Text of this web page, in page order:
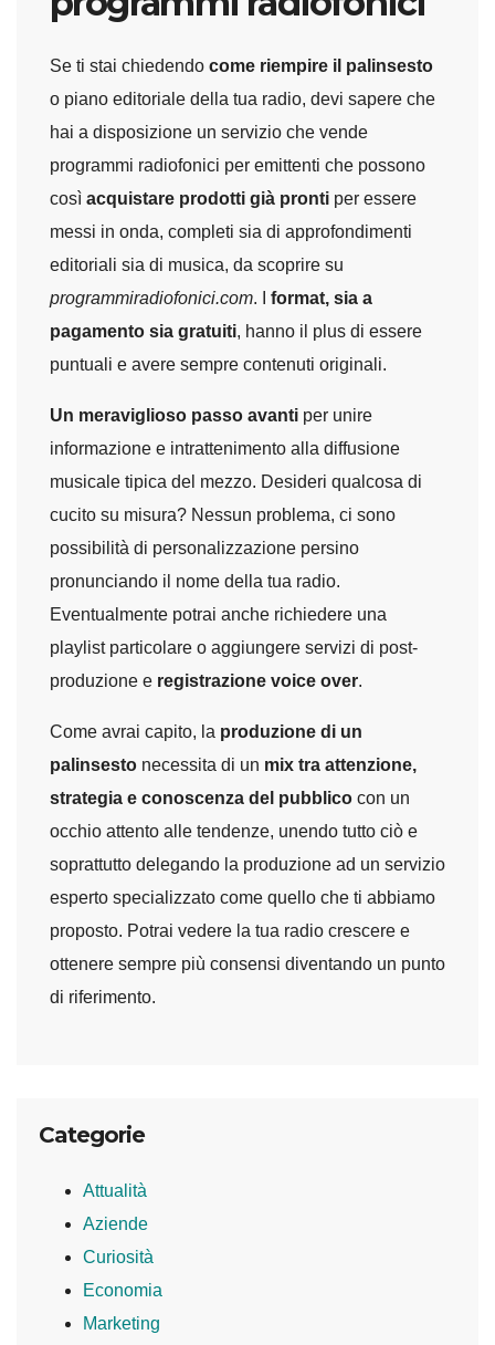
Se ti stai chiedendo come riempire il palinsesto
o piano editoriale della tua radio, devi sapere che
hai a disposizione un servizio che vende
programmi radiofonici per emittenti che possono
così acquistare prodotti già pronti per essere
messi in onda, completi sia di approfondimenti
editoriali sia di musica, da scoprire su
programmiradiofonici.com. I format, sia a
pagamento sia gratuiti, hanno il plus di essere
puntuali e avere sempre contenuti originali.
Un meraviglioso passo avanti per unire
informazione e intrattenimento alla diffusione
musicale tipica del mezzo. Desideri qualcosa di
cucito su misura? Nessun problema, ci sono
possibilità di personalizzazione persino
pronunciando il nome della tua radio.
Eventualmente potrai anche richiedere una
playlist particolare o aggiungere servizi di post-
produzione e registrazione voice over.
Come avrai capito, la produzione di un
palinsesto necessita di un mix tra attenzione,
strategia e conoscenza del pubblico con un
occhio attento alle tendenze, unendo tutto ciò e
soprattutto delegando la produzione ad un servizio
esperto specializzato come quello che ti abbiamo
proposto. Potrai vedere la tua radio crescere e
ottenere sempre più consensi diventando un punto
di riferimento.
Categorie
Attualità
Aziende
Curiosità
Economia
Marketing